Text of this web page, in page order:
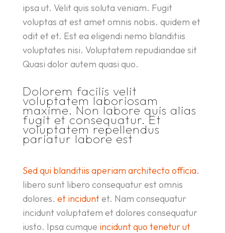
ipsa ut. Velit quis soluta veniam. Fugit
voluptas at est amet omnis nobis. quidem et
odit et et. Est ea eligendi nemo blanditiis
voluptates nisi. Voluptatem repudiandae sit
Quasi dolor autem quasi quo.
Dolorem facilis velit
voluptatem laboriosam
maxime. Non labore quis alias
fugit et consequatur. Et
voluptatem repellendus
pariatur labore est
Sed qui blanditiis aperiam architecto officia.
libero sunt libero consequatur est omnis
dolores. et inciduntet. Nam consequatur
incidunt voluptatem et dolores consequatur
iusto. Ipsa cumque incidunt quo tenetur ut